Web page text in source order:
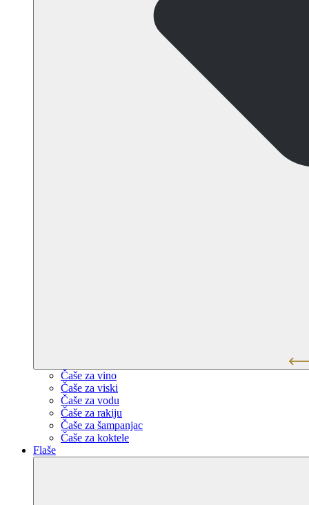
Čaše za vino
Čaše za viski
Čaše za vodu
Čaše za rakiju
Čaše za šampanjac
Čaše za koktele
Flaše